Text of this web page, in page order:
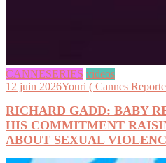
CANNESERIES videos
12 juin 2026Youri ( Cannes
RICHARD GADD: BABY
HIS COMMITMENT
ABOUT SEXUAL